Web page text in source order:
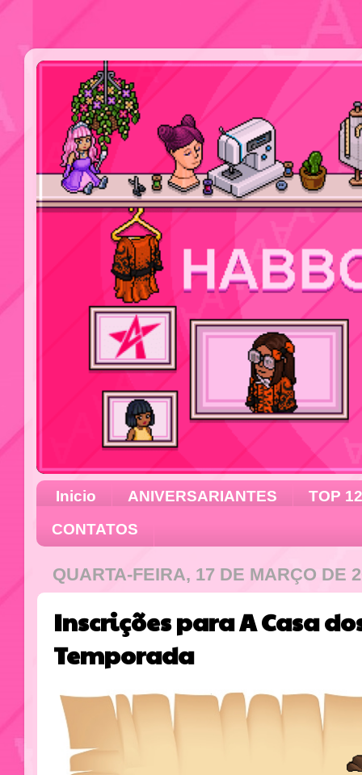
Inicio ANIVERSARIANTES
TOP 12
CONTATOS
QUARTA-FEIRA, 17 DE MARÇO DE
Inscrições para A Casa
Temporada